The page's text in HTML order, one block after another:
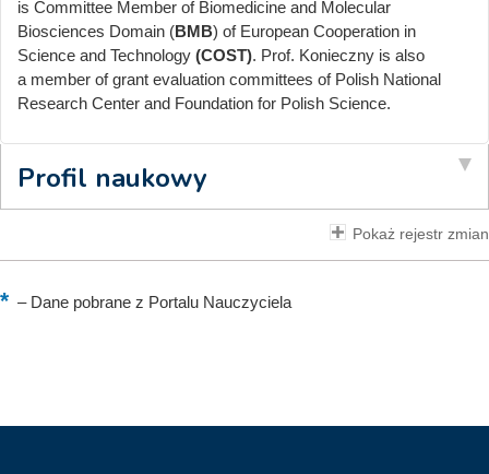
is Committee Member of Biomedicine and Molecular
Biosciences Domain (BMB) of European Cooperation in
Science and Technology (COST). Prof. Konieczny is also
a member of grant evaluation committees of Polish National
Research Center and Foundation for Polish Science.
Profil naukowy
Pokaż rejestr zmian
–Dane pobrane z Portalu Nauczyciela